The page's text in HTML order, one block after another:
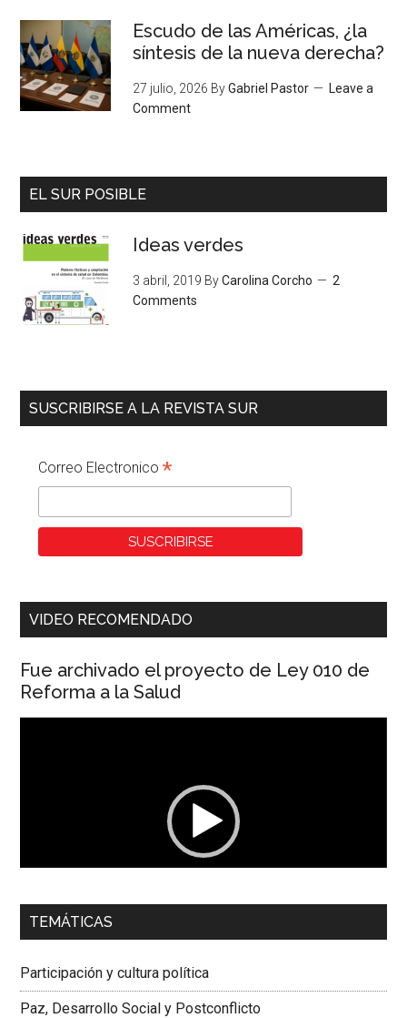
Escudo de las Américas, ¿la
síntesis de la nueva derecha?
27 julio, 2026 ByGabriel Pastor
Leave a
Comment
EL SUR POSIBLE
Ideas verdes
3 abril, 2019 ByCarolina Corcho
2
Comments
SUSCRIBIRSE A LA REVISTA SUR
Correo Electronico*
VIDEO RECOMENDADO
Fue archivado el proyecto de Ley 010 de
Reforma a la Salud
00:00 01:04
Dra. Carolina Corcho Mejía,Presidenta Corporación
Colombiana
TEMÁTICAS
Participación y cultura política
Paz, Desarrollo Social y Postconflicto